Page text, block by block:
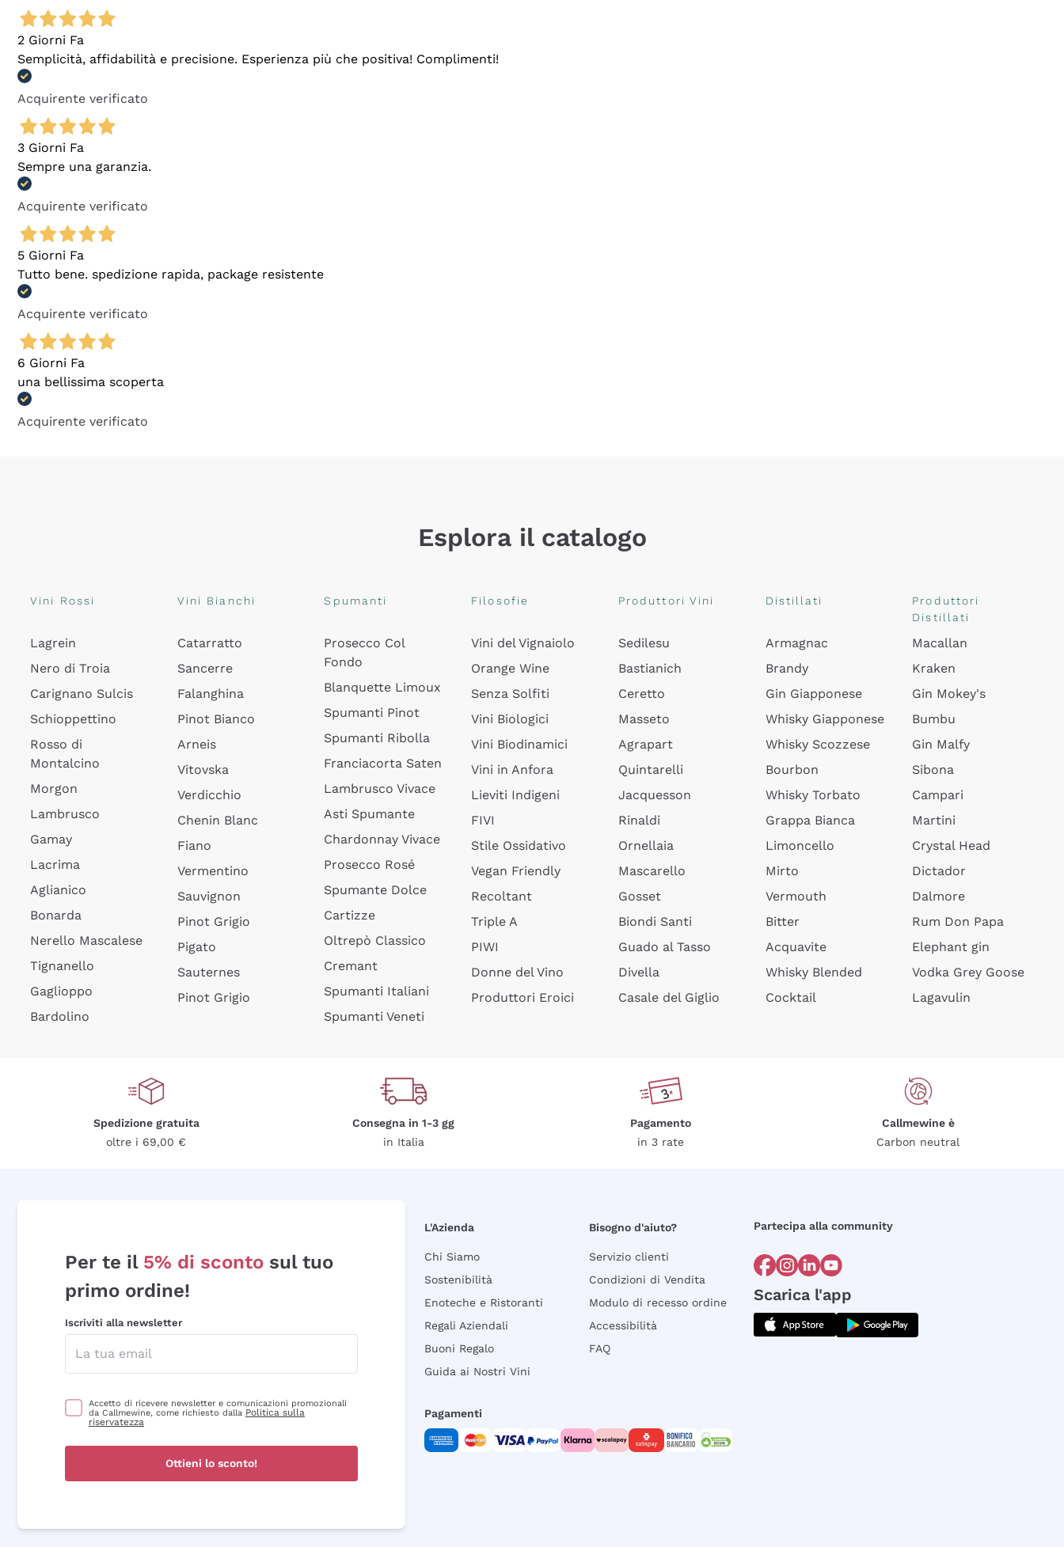
2 Giorni Fa
Semplicità, affidabilità e precisione. Esperienza più che positiva! Complimenti!
Acquirente verificato
3 Giorni Fa
Sempre una garanzia.
Acquirente verificato
5 Giorni Fa
Tutto bene. spedizione rapida, package resistente
Acquirente verificato
6 Giorni Fa
una bellissima scoperta
Acquirente verificato
Esplora il catalogo
Vini Rossi
Lagrein
Nero di Troia
Carignano Sulcis
Schioppettino
Rosso di
Montalcino
Morgon
Lambrusco
Gamay
Lacrima
Aglianico
Bonarda
Nerello Mascalese
Tignanello
Gaglioppo
Bardolino
Vini Bianchi
Catarratto
Sancerre
Falanghina
Pinot Bianco
Arneis
Vitovska
Verdicchio
Chenin Blanc
Fiano
Vermentino
Sauvignon
Pinot Grigio
Pigato
Sauternes
Pinot Grigio
Spumanti
Prosecco Col
Fondo
Blanquette Limoux
Spumanti Pinot
Spumanti Ribolla
Franciacorta Saten
Lambrusco Vivace
Asti Spumante
Chardonnay Vivace
Prosecco Rosé
Spumante Dolce
Cartizze
Oltrepò Classico
Cremant
Spumanti Italiani
Spumanti Veneti
Filosofie
Vini del Vignaiolo
Orange Wine
Senza Solfiti
Vini Biologici
Vini Biodinamici
Vini in Anfora
Lieviti Indigeni
FIVI
Stile Ossidativo
Vegan Friendly
Recoltant
Triple A
PIWI
Donne del Vino
Produttori Eroici
Produttori Vini
Sedilesu
Bastianich
Ceretto
Masseto
Agrapart
Quintarelli
Jacquesson
Rinaldi
Ornellaia
Mascarello
Gosset
Biondi Santi
Guado al Tasso
Divella
Casale del Giglio
Distillati
Armagnac
Brandy
Gin Giapponese
Whisky Giapponese
Whisky Scozzese
Bourbon
Whisky Torbato
Grappa Bianca
Limoncello
Mirto
Vermouth
Bitter
Acquavite
Whisky Blended
Cocktail
Produttori
Distillati
Macallan
Kraken
Gin Mokey's
Bumbu
Gin Malfy
Sibona
Campari
Martini
Crystal Head
Dictador
Dalmore
Rum Don Papa
Elephant gin
Vodka Grey Goose
Lagavulin
Spedizione gratuita
oltre i 69,00 €
Consegna in 1-3 gg
in Italia
Pagamento
in 3 rate
Callmewine è
Carbon neutral
Per te il 5% di sconto sul tuo
primo ordine!
Iscriviti alla newsletter
Accetto di ricevere newsletter e comunicazioni promozionali
da Callmewine, come richiesto dalla Politica sulla
riservatezza
Ottieni lo sconto!
L'Azienda
Chi Siamo
Sostenibilità
Enoteche e Ristoranti
Regali Aziendali
Buoni Regalo
Guida ai Nostri Vini
Bisogno d'aiuto?
Servizio clienti
Condizioni di Vendita
Modulo di recesso ordine
Accessibilità
FAQ
Partecipa alla community
Scarica l'app
Pagamenti